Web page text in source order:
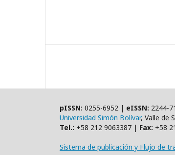
pISSN: 0255-6952 | eISSN: 2244-
Universidad Simón Bolívar, Valle de
Tel.: +58 212 9063387 | Fax: +58
Sistema de publicación y Flujo de